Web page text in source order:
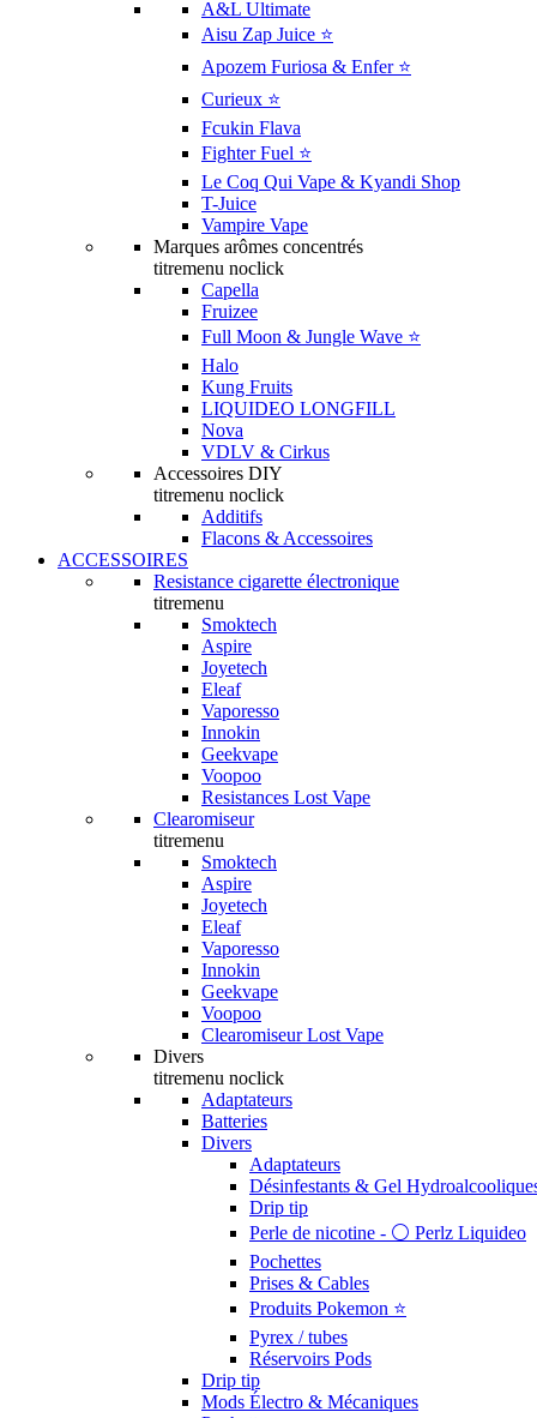
A&L Ultimate
Aisu Zap Juice ⭐️
Apozem Furiosa & Enfer ⭐️
Curieux ⭐️
Fcukin Flava
Fighter Fuel ⭐️
Le Coq Qui Vape & Kyandi Shop
T-Juice
Vampire Vape
Marques arômes concentrés
titremenu noclick
Capella
Fruizee
Full Moon & Jungle Wave ⭐️
Halo
Kung Fruits
LIQUIDEO LONGFILL
Nova
VDLV & Cirkus
Accessoires DIY
titremenu noclick
Additifs
Flacons & Accessoires
ACCESSOIRES
Resistance cigarette électronique
titremenu
Smoktech
Aspire
Joyetech
Eleaf
Vaporesso
Innokin
Geekvape
Voopoo
Resistances Lost Vape
Clearomiseur
titremenu
Smoktech
Aspire
Joyetech
Eleaf
Vaporesso
Innokin
Geekvape
Voopoo
Clearomiseur Lost Vape
Divers
titremenu noclick
Adaptateurs
Batteries
Divers
Adaptateurs
Désinfestants & Gel
Drip tip
Perle de nicotine - ⚪️ Perlz Liquideo
Pochettes
Prises & Cables
Produits Pokemon ⭐️
Pyrex / tubes
Réservoirs Pods
Drip tip
Mods Électro & Mécaniques